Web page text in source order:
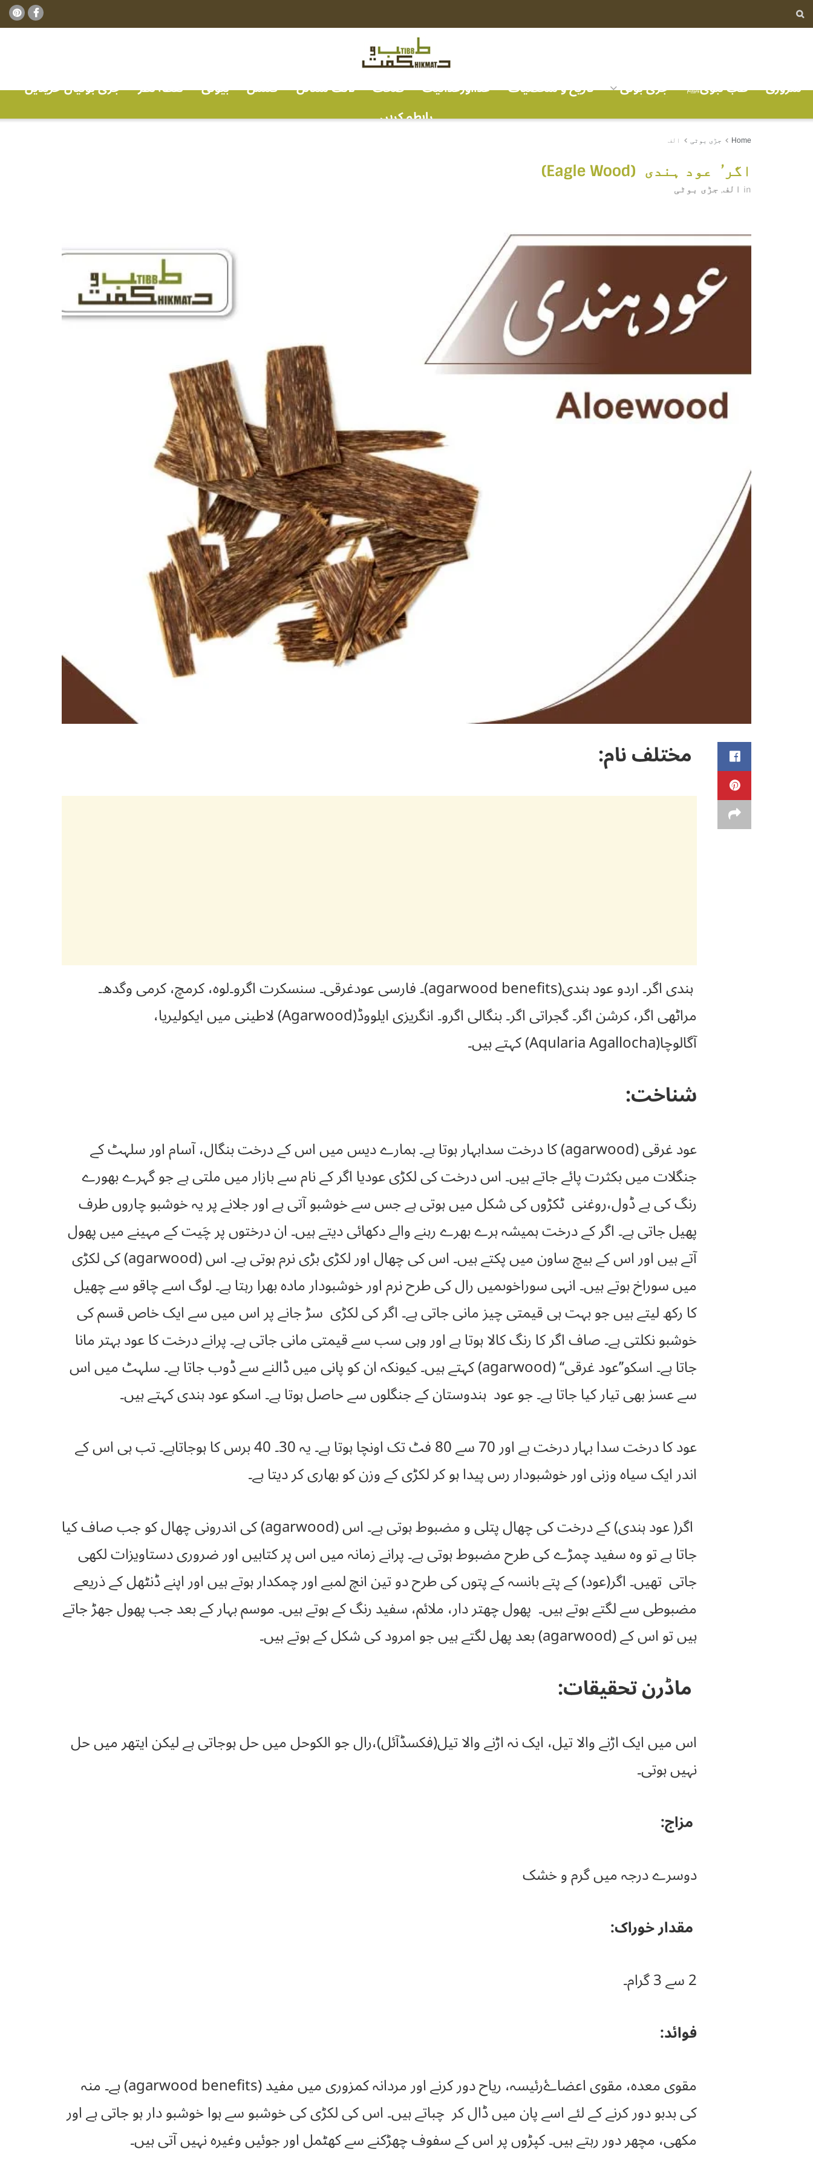
سرورق طب نبویﷺ جڑی بوٹی تاریخ و شخصیات غذااورغذائیت صحت لائف سٹائل فٹنس بیوٹی نقطہ نظر
جڑی بوٹیاں خریدیں
رابطہ کریں
Home جڑی بوٹی الف
اگر’ عود ہندی (Eagle Wood)
in الف, جڑی بوٹی
مختلف نام:
ہندی اگر۔ اردو عود ہندی(agarwood benefits)۔ فارسی عودغرقی۔ سنسکرت اگرو۔لوہ، کرمچ، کرمی وگدھ۔
مراٹھی اگر، کرشن اگر۔ گجراتی اگر۔ بنگالی اگرو۔ انگریزی ایلووڈ(Agarwood) لاطینی میں ایکولیریا،
آگالوچا(Aqularia Agallocha) کہتے ہیں۔
شناخت:
عود غرقی (agarwood) کا درخت سدابہار ہوتا ہے۔ ہمارے دیس میں اس کے درخت بنگال، آسام اور سلہٹ کے
جنگلات میں بکثرت پائے جاتے ہیں۔ اس درخت کی لکڑی عودیا اگر کے نام سے بازار میں ملتی ہے جو گہرے بھورے
رنگ کی بے ڈول،روغنی ٹکڑوں کی شکل میں ہوتی ہے جس سے خوشبو آتی ہے اور جلانے پر یہ خوشبو چاروں طرف
پھیل جاتی ہے۔ اگر کے درخت ہمیشہ ہرے بھرے رہنے والے دکھائی دیتے ہیں۔ ان درختوں پر چَیت کے مہینے میں پھول
آتے ہیں اور اس کے بیچ ساون میں پکتے ہیں۔ اس کی چھال اور لکڑی بڑی نرم ہوتی ہے۔ اس (agarwood) کی لکڑی
میں سوراخ ہوتے ہیں۔ انہی سوراخوںمیں رال کی طرح نرم اور خوشبودار مادہ بھرا رہتا ہے۔ لوگ اسے چاقو سے چھیل
کا رکھ لیتے ہیں جو بہت ہی قیمتی چیز مانی جاتی ہے۔ اگر کی لکڑی سڑ جانے پر اس میں سے ایک خاص قسم کی
خوشبو نکلتی ہے۔ صاف اگر کا رنگ کالا ہوتا ہے اور وہی سب سے قیمتی مانی جاتی ہے۔ پرانے درخت کا عود بہتر مانا
جاتا ہے۔ اسکو’’عود غرقی‘‘ (agarwood) کہتے ہیں۔ کیونکہ ان کو پانی میں ڈالنے سے ڈوب جاتا ہے۔ سلہٹ میں اس
سے عسرٰ بھی تیار کیا جاتا ہے۔ جو عود ہندوستان کے جنگلوں سے حاصل ہوتا ہے۔ اسکو عود ہندی کہتے ہیں۔
عود کا درخت سدا بہار درخت ہے اور 70 سے 80 فٹ تک اونچا ہوتا ہے۔ یہ 30۔ 40 برس کا ہوجاتاہے۔ تب ہی اس کے
اندر ایک سیاہ وزنی اور خوشبودار رس پیدا ہو کر لکڑی کے وزن کو بھاری کر دیتا ہے۔
اگر( عود ہندی) کے درخت کی چھال پتلی و مضبوط ہوتی ہے۔ اس (agarwood) کی اندرونی چھال کو جب صاف کیا
جاتا ہے تو وہ سفید چمڑے کی طرح مضبوط ہوتی ہے۔ پرانے زمانہ میں اس پر کتابیں اور ضروری دستاویزات لکھی
جاتی تھیں۔ اگر(عود) کے پتے بانسہ کے پتوں کی طرح دو تین انچ لمبے اور چمکدار ہوتے ہیں اور اپنے ڈنٹھل کے ذریعے
مضبوطی سے لگتے ہوتے ہیں۔ پھول چھتر دار، ملائم، سفید رنگ کے ہوتے ہیں۔ موسم بہار کے بعد جب پھول جھڑ جاتے
ہیں تو اس کے (agarwood) بعد پھل لگتے ہیں جو امرود کی شکل کے ہوتے ہیں۔
ماڈرن تحقیقات:
اس میں ایک اڑنے والا تیل، ایک نہ اڑنے والا تیل(فکسڈآئل)،رال جو الکوحل میں حل ہوجاتی ہے لیکن ایتھر میں حل
نہیں ہوتی۔
مزاج:
دوسرے درجہ میں گرم و خشک
مقدار خوراک:
2 سے 3 گرام۔
فوائد:
مقوی معدہ، مقوی اعضاۓرئیسہ، ریاح دور کرنے اور مردانہ کمزوری میں مفید (agarwood benefits) ہے۔ منہ
کی بدبو دور کرنے کے لئے اسے پان میں ڈال کر چباتے ہیں۔ اس کی لکڑی کی خوشبو سے ہوا خوشبو دار ہو جاتی ہے اور
مکھی، مچھر دور رہتے ہیں۔ کپڑوں پر اس کے سفوف چھڑکنے سے کھٹمل اور جوئیں وغیرہ نہیں آتی ہیں۔